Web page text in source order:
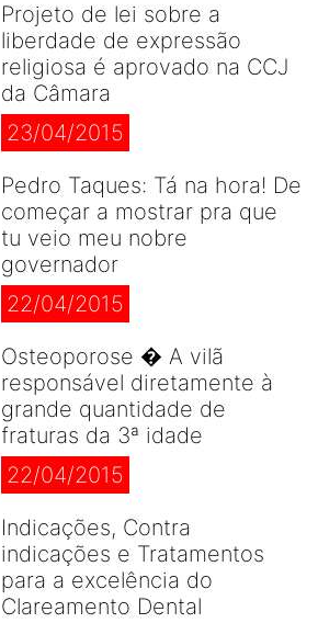
Projeto de lei sobre a
liberdade de expressão
religiosa é aprovado na CCJ
da Câmara
23/04/2015
Pedro Taques: Tá na hora! De
começar a mostrar pra que
tu veio meu nobre
governador
22/04/2015
Osteoporose � A vilã
responsável diretamente à
grande quantidade de
fraturas da 3ª idade
22/04/2015
Indicações, Contra
indicações e Tratamentos
para a excelência do
Clareamento Dental